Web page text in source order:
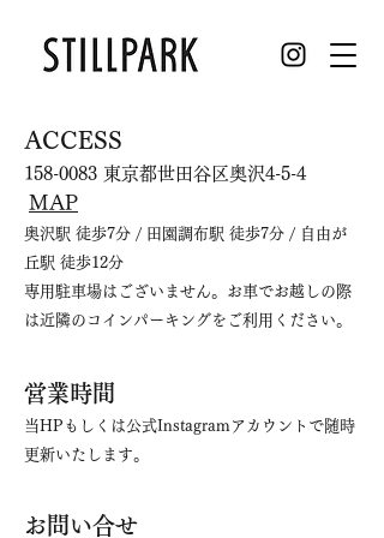
ACCESS
158-0083 東京都世田谷区奥沢4-5-4
奥沢駅 徒歩7分 / 田園調布駅 徒歩7分 / 自由が
丘駅 徒歩12分
専用駐車場はございません。お車でお越しの際
は近隣のコインパーキングをご利用ください。
MAP
営業時間
当HPもしくは公式Instagramアカウントで随時
更新いたします。
​お問い合せ